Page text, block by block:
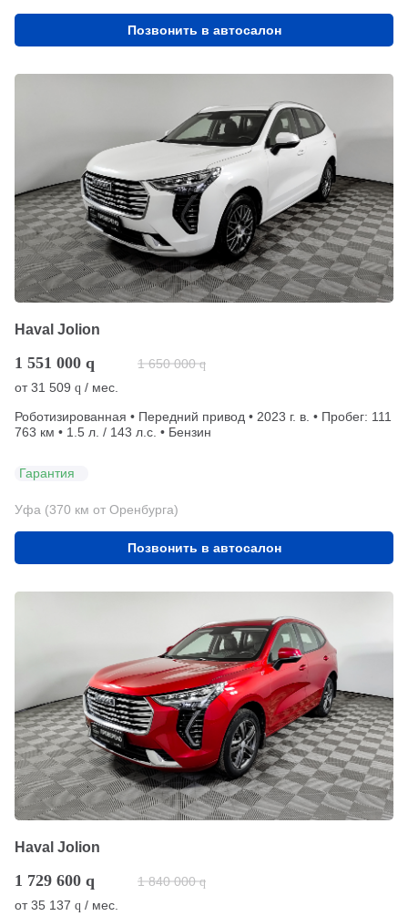
Позвонить в автосалон
Haval Jolion
1 551 000 q 1 650 000 q
от31 509 q / мес.
Роботизированная • Передний привод • 2023 г. в. • Пробег: 111
763 км • 1.5 л. / 143 л.с. • Бензин
Гарантия
Уфа (370 км от Оренбурга)
Позвонить в автосалон
Haval Jolion
1 729 600 q 1 840 000 q
от35 137 q / мес.